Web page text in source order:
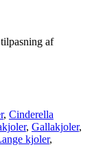
af
, Cinderella
, Gallakjoler,
kjoler,